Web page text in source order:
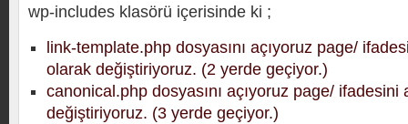
wp-includes klasörü içerisinde ki ;
link-template.php dosyasını açıyoruz page/
olarak değiştiriyoruz. (2 yerde geçiyor.)
canonical.php dosyasını açıyoruz page/ ifadesini
değiştiriyoruz. (3 yerde geçiyor.)